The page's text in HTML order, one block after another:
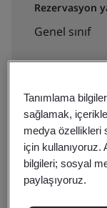
Rezervasyon
Genel sınıf
Fiyat teklifi
Kurum içi
Tanımlama
sağlamak,
medya özellikleri
için kullanıyoruz.
bilgileri; sosyal
paylaşıyoruz.